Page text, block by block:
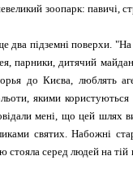
зоопарк: павичі,
підземні поверхи. "На
парники, дитячий
до Києва, люблять
якими
мені, що цей шлях
святих. Набожні
серед людей на